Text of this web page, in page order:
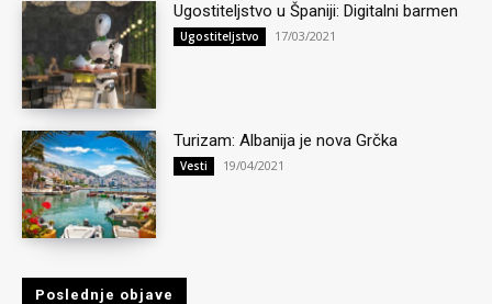
Ugostiteljstvo u Španiji: Digitalni barmen
Ugostiteljstvo 17/03/2021
Turizam: Albanija je nova Grčka
Vesti 19/04/2021
Poslednje objave